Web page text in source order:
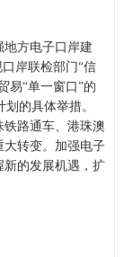
地方电子口岸建
口岸联检部门“信
易“单一窗口”的
划的具体举措。
铁路通车、港珠澳
大转变。加强电子
新的发展机遇，扩